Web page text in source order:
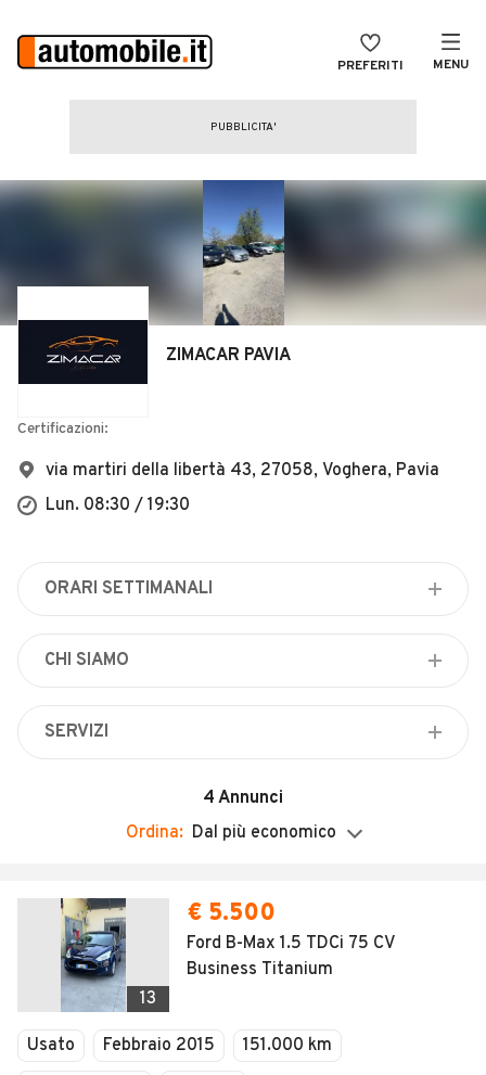
PREFERITI MENU
CERCA
Auto usate
Noleggio a lungo termine
Auto d'epoca
Veicoli Commerciali
MAGAZINE
ZIMACAR PAVIA
Certificazioni:
via martiri della libertà 43, 27058, Voghera, Pavia
Lun. 08:30 / 19:30
ORARI SETTIMANALI
08:30 / 19:30
Martedì
08:30 / 19:30
08:30 / 19:30
08:30 / 19:30
Sabato
08:30 / 19:30
Domenica
08:30 / 19:30
CHI SIAMO
controllate e garantite Autoriparazioni
SERVIZI
Vendita per telefono
4 Annunci
Ordina: Dal più economico
13
€ 5.500
Ford B-Max 1.5 TDCi 75 CV
Business Titanium
Usato Febbraio 2015
151.000 km